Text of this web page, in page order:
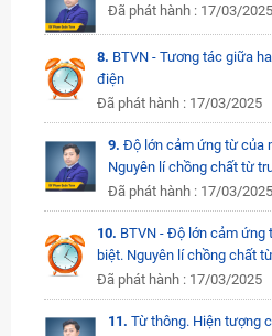
Đã phát hành : 17/03/2025
8. BTVN - Tương tác giữa
điện
Đã phát hành : 17/03/2025
9. Độ lớn cảm ứng từ của
Nguyên lí chồng chất từ
Đã phát hành : 17/03/2025
10. BTVN - Độ lớn cảm
biệt. Nguyên lí chồng chất
Đã phát hành : 17/03/2025
11. Từ thông. Hiện tượng